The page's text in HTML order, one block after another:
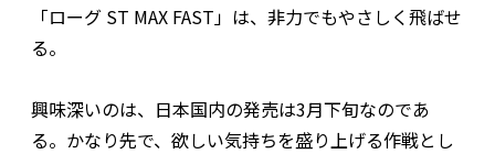
「ローグ ST MAX FAST」は、非力でもやさしく飛ばせ
る。
興味深いのは、日本国内の発売は3月下旬なのであ
る。かなり先で、欲しい気持ちを盛り上げる作戦とし